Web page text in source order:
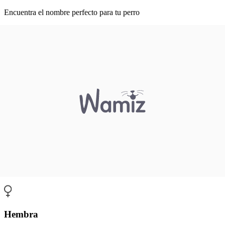
Encuentra el nombre perfecto para tu perro
Hembra